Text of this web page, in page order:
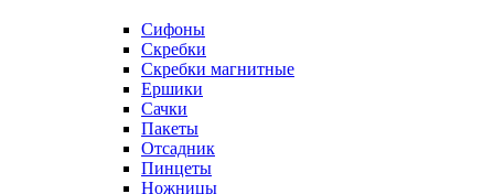
Сифоны
Скребки
Скребки магнитные
Ершики
Сачки
Пакеты
Отсадник
Пинцеты
Ножницы